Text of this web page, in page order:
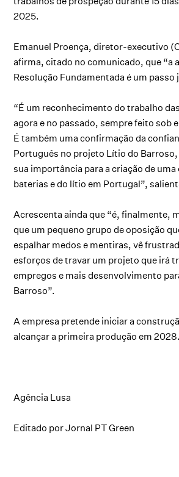
2025.
Emanuel Proença, diretor-executivo
afirma, citado no comunicado, que “a
Resolução Fundamentada é um passo
“É um reconhecimento do trabalho
agora e no passado, sempre feito sob
É também uma confirmação da
Português no projeto Lítio do
sua importância para a criação de uma
baterias e do lítio em Portugal”,
Acrescenta ainda que “é, finalmente,
que um pequeno grupo de oposição
espalhar medos e mentiras, vê
esforços de travar um projeto que irá
empregos e mais desenvolvimento
Barroso”.
A empresa pretende iniciar a
alcançar a primeira produção em 2028.
Agência Lusa
Editado por Jornal PT Green